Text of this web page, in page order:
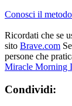
Conosci il
Ricordati che se
sito Brave.com
persone che
Miracle Morning
Condividi: